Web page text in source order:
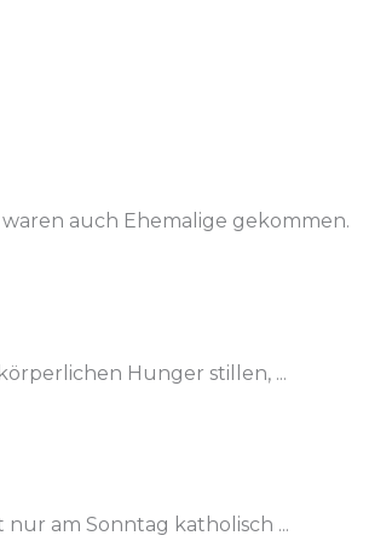
auch Ehemalige gekommen.
Hunger stillen, ...
am Sonntag katholisch ...